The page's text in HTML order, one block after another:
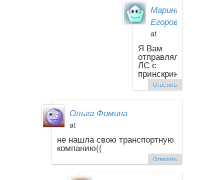
Марина
Егорова
at
Я Вам
отправляла
ЛС с
принскрином.
Ответить
Ольга Фомина
at
не нашла свою транспортную
компанию((
Ответить